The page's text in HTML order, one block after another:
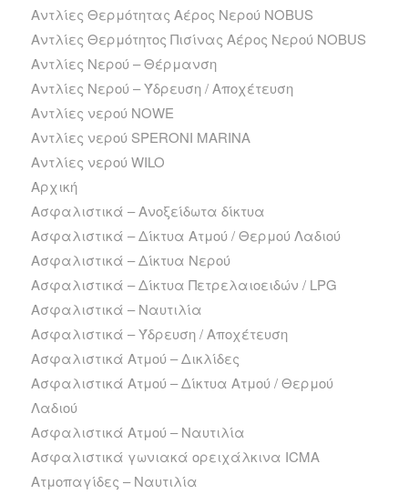
Αντλίες Θερμότητας Αέρος Νερού NOBUS
Αντλίες Θερμότητος Πισίνας Αέρος Νερού NOBUS
Αντλίες Νερού – Θέρμανση
Αντλίες Νερού – Ύδρευση / Αποχέτευση
Αντλίες νερού NOWE
Αντλίες νερού SPERONI MARINA
Αντλίες νερού WILO
Αρχική
Ασφαλιστικά – Ανοξείδωτα δίκτυα
Ασφαλιστικά – Δίκτυα Ατμού / Θερμού Λαδιού
Ασφαλιστικά – Δίκτυα Νερού
Ασφαλιστικά – Δίκτυα Πετρελαιοειδών / LPG
Ασφαλιστικά – Ναυτιλία
Ασφαλιστικά – Ύδρευση / Αποχέτευση
Ασφαλιστικά Ατμού – Δικλίδες
Ασφαλιστικά Ατμού – Δίκτυα Ατμού / Θερμού
Λαδιού
Ασφαλιστικά Ατμού – Ναυτιλία
Ασφαλιστικά γωνιακά ορειχάλκινα ICMA
Ατμοπαγίδες – Ναυτιλία